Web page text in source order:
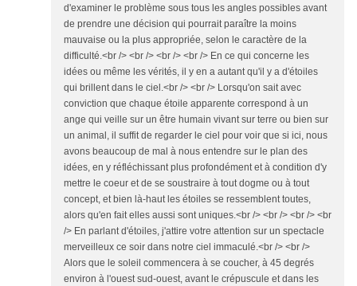
d'examiner le problème sous tous les angles possibles avant
de prendre une décision qui pourrait paraître la moins
mauvaise ou la plus appropriée, selon le caractère de la
difficulté.<br /> <br /> <br /> <br /> En ce qui concerne les
idées ou même les vérités, il y en a autant qu'il y a d'étoiles
qui brillent dans le ciel.<br /> <br /> Lorsqu'on sait avec
conviction que chaque étoile apparente correspond à un
ange qui veille sur un être humain vivant sur terre ou bien sur
un animal, il suffit de regarder le ciel pour voir que si ici, nous
avons beaucoup de mal à nous entendre sur le plan des
idées, en y réfléchissant plus profondément et à condition d'y
mettre le coeur et de se soustraire à tout dogme ou à tout
concept, et bien là-haut les étoiles se ressemblent toutes,
alors qu'en fait elles aussi sont uniques.<br /> <br /> <br /> <br
/> En parlant d'étoiles, j'attire votre attention sur un spectacle
merveilleux ce soir dans notre ciel immaculé.<br /> <br />
Alors que le soleil commencera à se coucher, à 45 degrés
environ à l'ouest sud-ouest, avant le crépuscule et dans les